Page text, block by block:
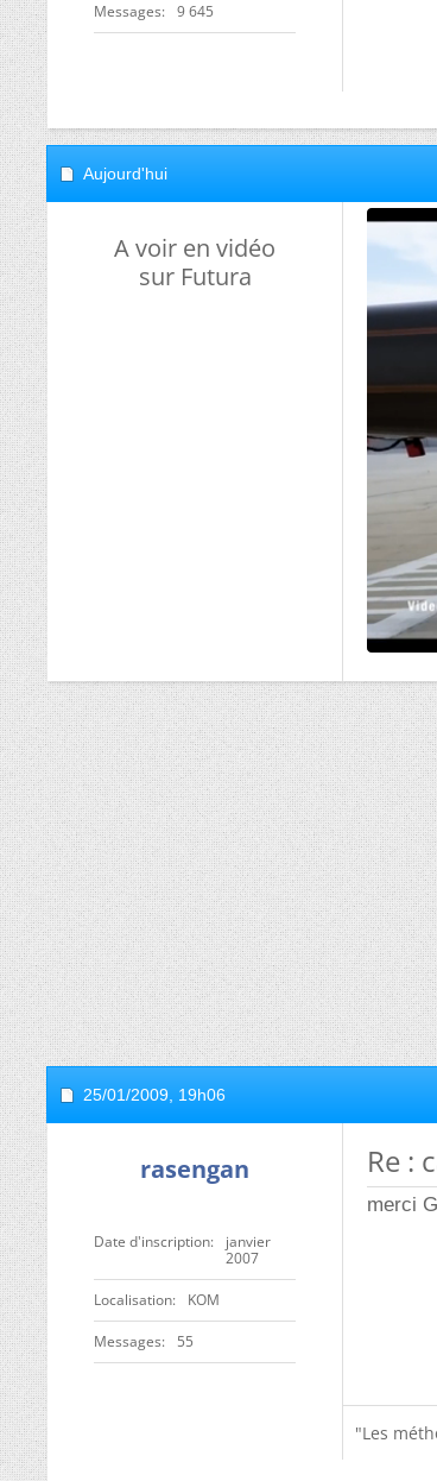
Messages 9 645
Aujourd'hui
A voir en vidéo
sur Futura
25/01/2009, 19h06
rasengan
Date d'inscription
janvier
2007
Localisation KOM
Messages 55
Re :
merci
"Les